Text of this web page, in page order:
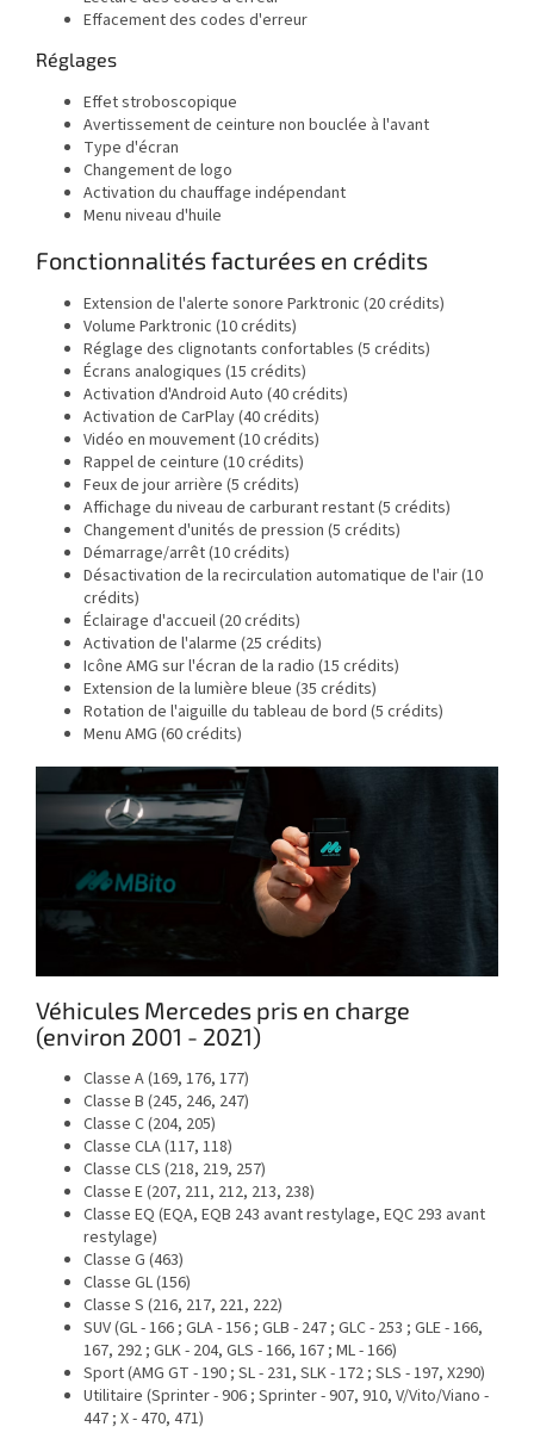
Effacement des codes d'erreur
Réglages
Effet stroboscopique
Avertissement de ceinture non bouclée à l'avant
Type d'écran
Changement de logo
Activation du chauffage indépendant
Menu niveau d'huile
Fonctionnalités facturées en crédits
Extension de l'alerte sonore Parktronic (20 crédits)
Volume Parktronic (10 crédits)
Réglage des clignotants confortables (5 crédits)
Écrans analogiques (15 crédits)
Activation d'Android Auto (40 crédits)
Activation de CarPlay (40 crédits)
Vidéo en mouvement (10 crédits)
Rappel de ceinture (10 crédits)
Feux de jour arrière (5 crédits)
Affichage du niveau de carburant restant (5 crédits)
Changement d'unités de pression (5 crédits)
Démarrage/arrêt (10 crédits)
Désactivation de la recirculation automatique de l'air (10
crédits)
Éclairage d'accueil (20 crédits)
Activation de l'alarme (25 crédits)
Icône AMG sur l'écran de la radio (15 crédits)
Extension de la lumière bleue (35 crédits)
Rotation de l'aiguille du tableau de bord (5 crédits)
Menu AMG (60 crédits)
Véhicules Mercedes pris en charge
(environ 2001 - 2021)
Classe A (169, 176, 177)
Classe B (245, 246, 247)
Classe C (204, 205)
Classe CLA (117, 118)
Classe CLS (218, 219, 257)
Classe E (207, 211, 212, 213, 238)
Classe EQ (EQA, EQB 243 avant restylage, EQC 293 avant
restylage)
Classe G (463)
Classe GL (156)
Classe S (216, 217, 221, 222)
SUV (GL - 166 ; GLA - 156 ; GLB - 247 ; GLC - 253 ; GLE - 166,
167, 292 ; GLK - 204, GLS - 166, 167 ; ML - 166)
Sport (AMG GT - 190 ; SL - 231, SLK - 172 ; SLS - 197, X290)
Utilitaire (Sprinter - 906 ; Sprinter - 907, 910, V/Vito/Viano -
447 ; X - 470, 471)